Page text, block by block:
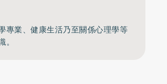
專業、健康生活乃至關係心理學等